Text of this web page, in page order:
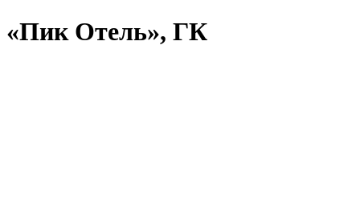
«Пик Отель», ГК